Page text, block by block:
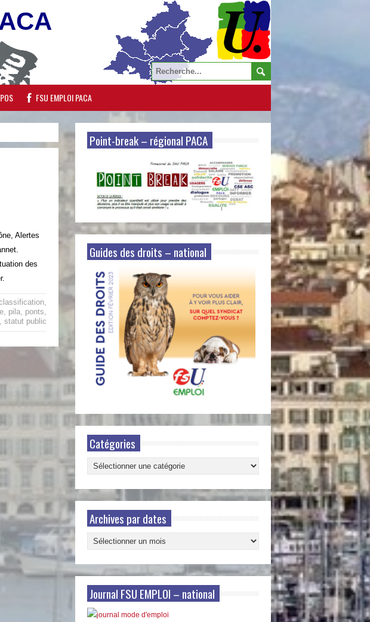
FSU EMPLOI PACA
Alertes
des
,
, pila, ponts,
, statut public
Point-break – régional PACA
Guides des droits – national
Catégories
Catégories
Archives par dates
Archives
par
dates
Journal FSU EMPLOI – national